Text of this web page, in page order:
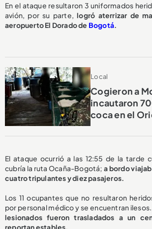
En el ataque resultaron 3 uniformados
avión, por su parte,logró aterrizar de
aeropuerto El Dorado de Bogotá.
Local
Cogieron a
incautaron
coca en el
El ataque ocurrió a las 12:55 de la tarde
cubría la ruta Ocaña-Bogotá;a bordo
cuatro tripulantes y diez pasajeros.
Los 11 ocupantes que no resultaron
por personal médico y se encuentran ilesos.
lesionados fueron trasladados a un
reportan estables.